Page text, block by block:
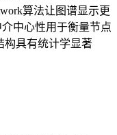
算法让图谱显示更
中心性用于衡量节点
构具有统计学显著